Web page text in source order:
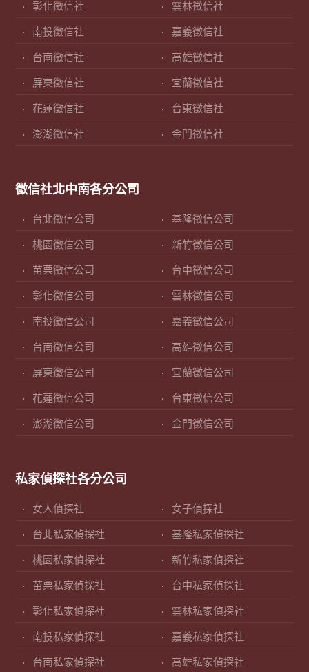
彰化徵信社 雲林徵信社
南投徵信社 嘉義徵信社
台南徵信社 高雄徵信社
屏東徵信社 宜蘭徵信社
花蓮徵信社 台東徵信社
澎湖徵信社 金門徵信社
徵信社北中南各分公司
台北徵信公司 基隆徵信公司
桃園徵信公司 新竹徵信公司
苗栗徵信公司 台中徵信公司
彰化徵信公司 雲林徵信公司
南投徵信公司 嘉義徵信公司
台南徵信公司 高雄徵信公司
屏東徵信公司 宜蘭徵信公司
花蓮徵信公司 台東徵信公司
澎湖徵信公司 金門徵信公司
私家偵探社各分公司
女人偵探社 女子偵探社
台北私家偵探社 基隆私家偵探社
桃園私家偵探社 新竹私家偵探社
苗栗私家偵探社 台中私家偵探社
彰化私家偵探社 雲林私家偵探社
南投私家偵探社 嘉義私家偵探社
台南私家偵探社 高雄私家偵探社